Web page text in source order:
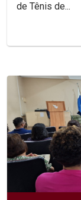
de Tênis de...